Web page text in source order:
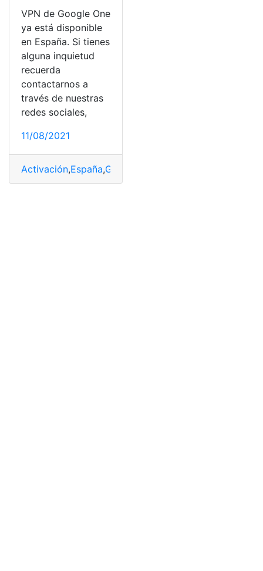
VPN de Google One
ya está disponible
en España. Si tienes
alguna inquietud
recuerda
contactarnos a
través de nuestras
redes sociales,
11/08/2021
Activación,España,Google One